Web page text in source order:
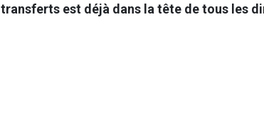
transferts est déjà dans la tête de tous les